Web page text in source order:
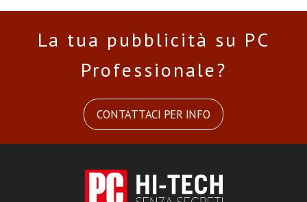
La tua pubblicità su PC
Professionale?
CONTATTACI PER INFO